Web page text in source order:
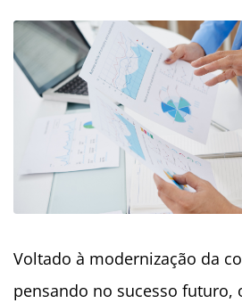
Voltado à modernização da
pensando no sucesso futuro,